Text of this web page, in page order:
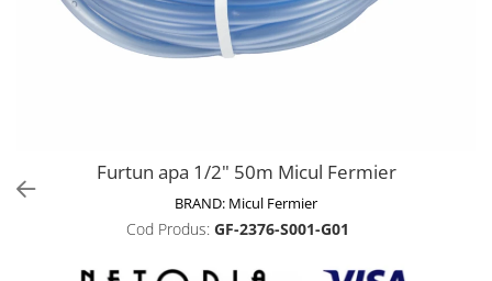
Trotinete electrice
Biciclete, trotinete, triciclete
Motoburghie si accesorii
Accesorii motoburghie
Drujbe, fierastraie electrice
Furtun apa 1/2" 50m Micul Fermier
BRAND: Micul Fermier
Cod Produs: GF-2376-S001-G01